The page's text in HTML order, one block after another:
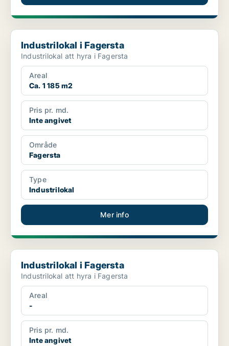
Industrilokal i Fagersta
Industrilokal i Fagersta
Industrilokal att hyra i Fagersta
Areal
Ca. 1 185 m2
Pris pr. md.
Inte angivet
Område
Fagersta
Type
Industrilokal
Mer info
Industrilokal i Fagersta
Industrilokal i Fagersta
Industrilokal att hyra i Fagersta
Areal
-
Pris pr. md.
Inte angivet